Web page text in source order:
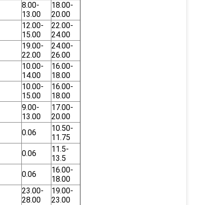
8.00-
13.00
18.00-
20.00
12.00-
15.00
22.00-
24.00
19.00-
22.00
24.00-
26.00
10.00-
14.00
16.00-
18.00
10.00-
15.00
16.00-
18.00
9.00-
13.00
17.00-
20.00
0.06
10.50-
11.75
0.06
11.5-
13.5
0.06
16.00-
18.00
23.00-
28.00
19.00-
23.00